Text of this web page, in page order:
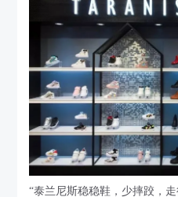
“泰兰尼斯稳稳鞋，少摔跤，